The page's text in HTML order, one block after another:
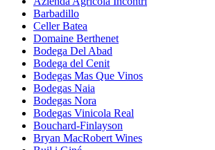
Barbadillo
Celler Batea
Domaine Berthenet
Bodega Del Abad
Bodega del Cenit
Bodegas Mas Que Vinos
Bodegas Naia
Bodegas Nora
Bodegas Vinicola Real
Bouchard-Finlayson
Bryan MacRobert Wines